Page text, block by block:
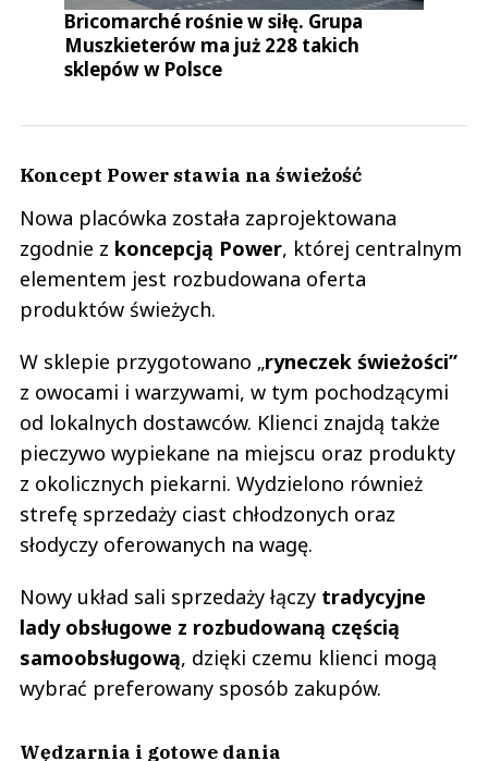
Bricomarché rośnie w siłę. Grupa
Muszkieterów ma już 228 takich
sklepów w Polsce
Koncept Power stawia na świeżość
Nowa placówka została zaprojektowana
zgodnie z koncepcją Power, której centralnym
elementem jest rozbudowana oferta
produktów świeżych.
W sklepie przygotowano „ryneczek świeżości”
z owocami i warzywami, w tym pochodzącymi
od lokalnych dostawców. Klienci znajdą także
pieczywo wypiekane na miejscu oraz produkty
z okolicznych piekarni. Wydzielono również
strefę sprzedaży ciast chłodzonych oraz
słodyczy oferowanych na wagę.
Nowy układ sali sprzedaży łączy tradycyjne
lady obsługowe z rozbudowaną częścią
samoobsługową, dzięki czemu klienci mogą
wybrać preferowany sposób zakupów.
Wędzarnia i gotowe dania